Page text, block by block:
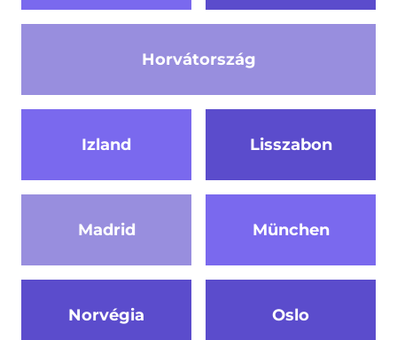
Horvátország
Izland Lisszabon
Madrid München
Norvégia Oslo